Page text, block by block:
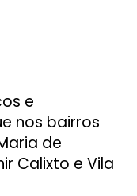
e
nos bairros
de
Calixto e Vila